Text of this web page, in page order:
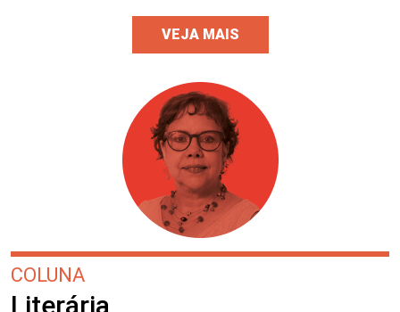
VEJA MAIS
COLUNA
Literária